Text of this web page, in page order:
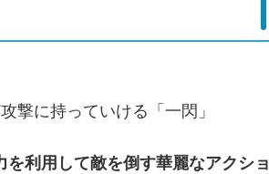
撃に持っていける「一閃」
利用して敵を倒す華麗なアクショ